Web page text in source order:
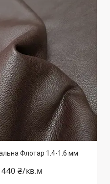
Флотар 1.4-1.6 мм
440 ₴/кв.м